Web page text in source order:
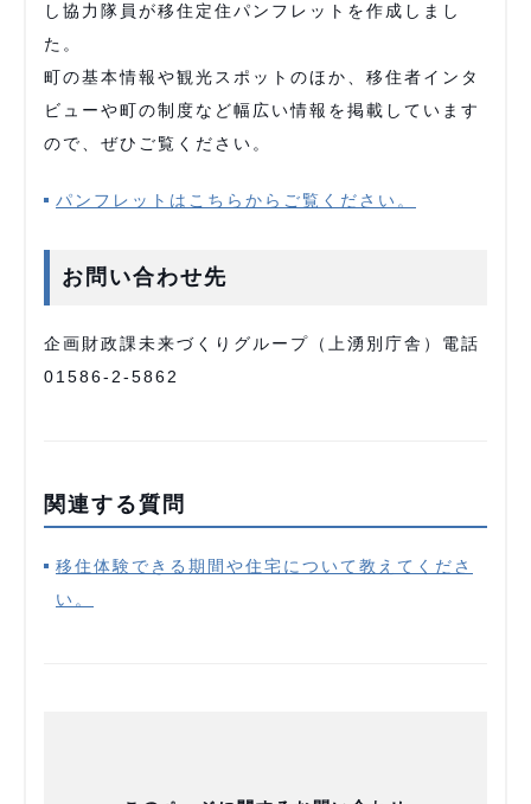
し協力隊員が移住定住パンフレットを作成しまし
た。
町の基本情報や観光スポットのほか、移住者インタ
ビューや町の制度など幅広い情報を掲載しています
ので、ぜひご覧ください。
パンフレットはこちらからご覧ください。
お問い合わせ先
企画財政課未来づくりグループ（上湧別庁舎）電話
01586-2-5862
関連する質問
移住体験できる期間や住宅について教えてくださ
い。